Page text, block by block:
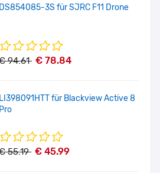
DS854085-3S für SJRC F11 Drone
94.61 € 78.84
LI398091HTT für Blackview Active 8
Pro
55.19 € 45.99